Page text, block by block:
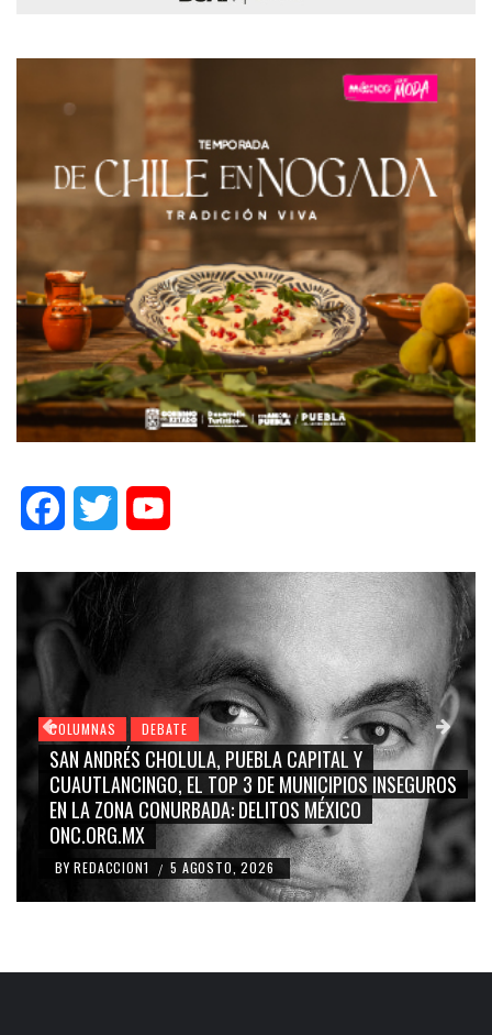
FacebookTwitter
COLUMNAS DEBATE
GRACE PALOMARES, NAY SALVATORI, SERGIO MAYER,
CARMEN SALINAS “LA CORCHOLATA”, CUAUHTÉMOC
BLANCO, SILVIA PINAL: LA TRIVIALIZACIÓN Y
RIDICULIZACIÓN DE LA REPRESENTACIÓN CIUDADANA
BY REDACCION1 / 4 AGOSTO, 2026